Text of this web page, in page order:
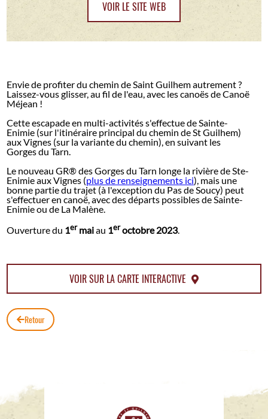
VOIR LE SITE WEB
Envie de profiter du chemin de Saint Guilhem autrement ?
Laissez-vous glisser, au fil de l'eau, avec les canoës de Canoë
Méjean !
Cette escapade en multi-activités s'effectue de Sainte-
Enimie (sur l'itinéraire principal du chemin de St Guilhem)
aux Vignes (sur la variante du chemin), en suivant les
Gorges du Tarn.
Le nouveau GR® des Gorges du Tarn longe la rivière de Ste-
Enimie aux Vignes (plus de renseignements ici), mais une
bonne partie du trajet (à l'exception du Pas de Soucy) peut
s'effectuer en canoë, avec des départs possibles de Sainte-
Enimie ou de La Malène.
Ouverture du 1ermaiau 1eroctobre 2023.
VOIR SUR LA CARTE INTERACTIVE
Retour